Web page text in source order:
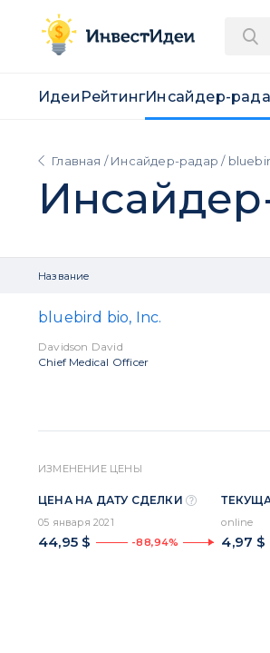
Идеи РейтингИнсайдер-
Главная /Инсайдер-радар /
Название
bluebird bio, Inc.
Davidson David
Chief Medical Officer
ИЗМЕНЕНИЕ ЦЕНЫ
ЦЕНА НА ДАТУ СДЕЛКИ
05 января 2021
44,95 $ -88,94%
online
4,97 $